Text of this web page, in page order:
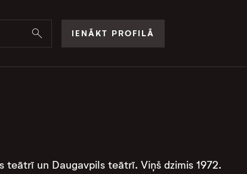
IENĀKT PROFILĀ
teātrī un Daugavpils teātrī. Viņš dzimis 1972.